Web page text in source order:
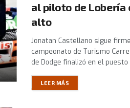
al piloto de Lobería
alto
Jonatan Castellano sigue
campeonato de Turismo
de Dodge finalizó en el puesto
LEER MÁS